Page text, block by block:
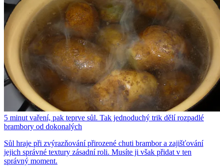
5 minut vaření, pak teprve sůl. Tak jednoduchý trik dělí rozpadlé
brambory od dokonalých
Sůl hraje při zvýrazňování přirozené chuti brambor a zajišťování
jejich správné textury zásadní roli. Musíte ji však přidat v ten
správný moment.